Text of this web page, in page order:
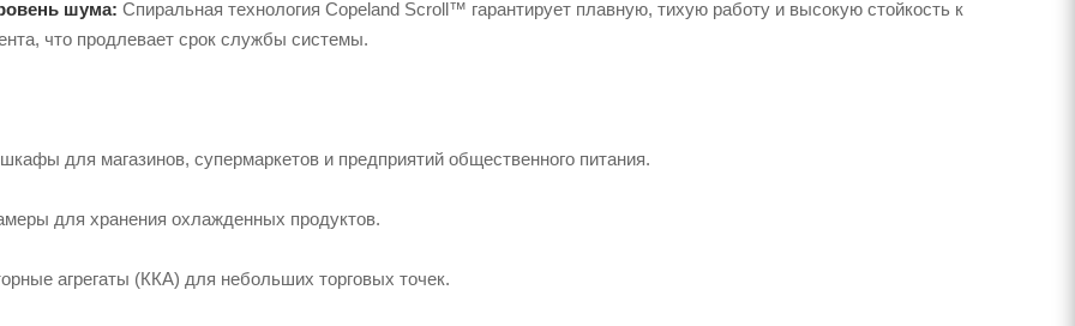
шума: Спиральная технология Copeland Scroll™ гарантирует плавную, тихую работу и высокую стойкость к
что продлевает срок службы системы.
для магазинов, супермаркетов и предприятий общественного питания.
для хранения охлажденных продуктов.
агрегаты (ККА) для небольших торговых точек.